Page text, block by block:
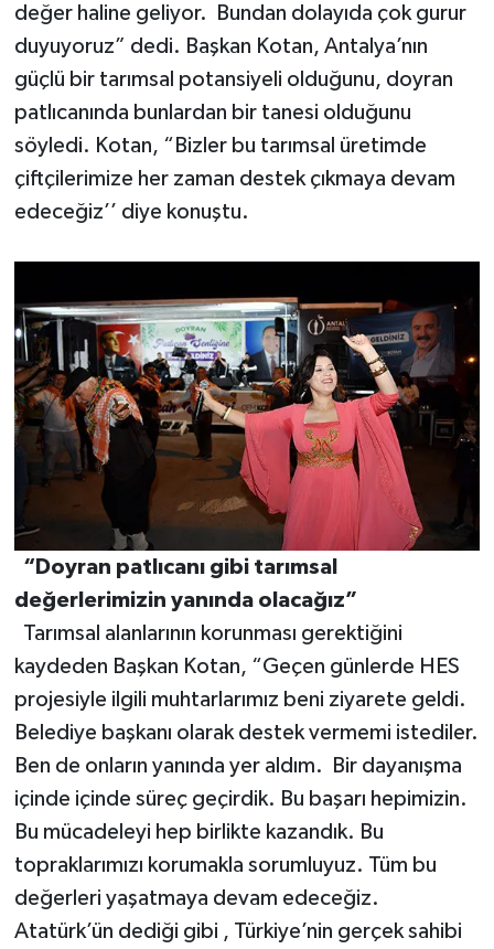
değer haline geliyor. Bundan dolayıda çok gurur
duyuyoruz” dedi. Başkan Kotan, Antalya’nın
güçlü bir tarımsal potansiyeli olduğunu, doyran
patlıcanında bunlardan bir tanesi olduğunu
söyledi. Kotan, “Bizler bu tarımsal üretimde
çiftçilerimize her zaman destek çıkmaya devam
edeceğiz’’ diye konuştu.
“Doyran patlıcanı gibi tarımsal
değerlerimizin yanında olacağız”
Tarımsal alanlarının korunması gerektiğini
kaydeden Başkan Kotan, “Geçen günlerde HES
projesiyle ilgili muhtarlarımız beni ziyarete geldi.
Belediye başkanı olarak destek vermemi istediler.
Ben de onların yanında yer aldım. Bir dayanışma
içinde içinde süreç geçirdik. Bu başarı hepimizin.
Bu mücadeleyi hep birlikte kazandık. Bu
topraklarımızı korumakla sorumluyuz. Tüm bu
değerleri yaşatmaya devam edeceğiz.
Atatürk’ün dediği gibi , Türkiye’nin gerçek sahibi